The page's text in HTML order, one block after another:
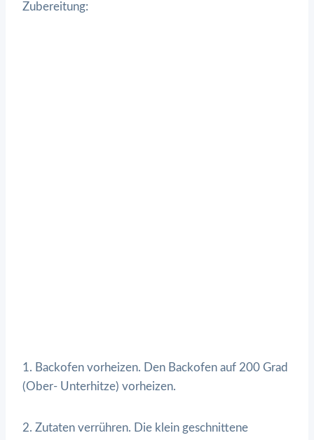
Zubereitung:
1. Backofen vorheizen. Den Backofen auf 200 Grad
(Ober- Unterhitze) vorheizen.
2. Zutaten verrühren. Die klein geschnittene